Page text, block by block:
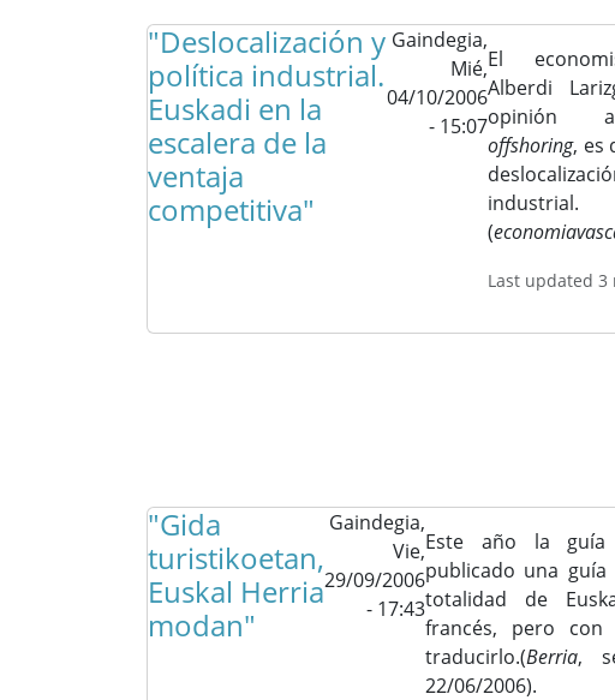
"Deslocalización y
política industrial.
Euskadi en la
escalera de la
ventaja
competitiva"
Gaindegia,
Mié,
04/10/2006
- 15:07
El
Alberdi
opinión
offshoring, es
industrial.
(
Last updated 3
"Gida
turistikoetan,
Euskal Herria
modan"
Gaindegia,
Vie,
29/09/2006
- 17:43
Este año la guía
publicado una
totalidad de
francés, pero con
traducirlo.(Berria,
22/06/2006).